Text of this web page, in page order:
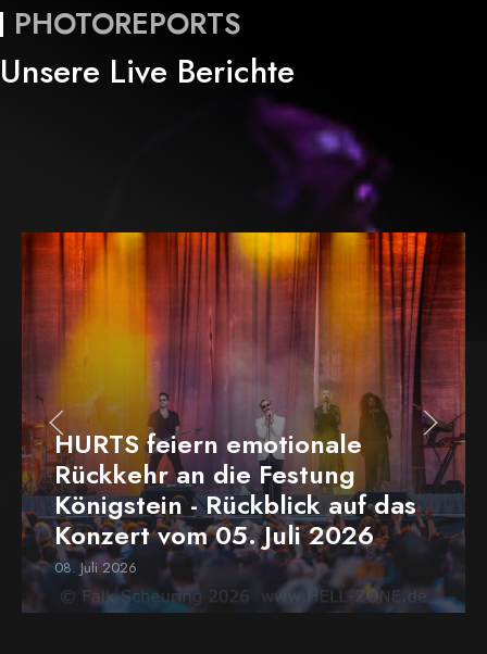
PHOTOREPORTS
Unsere Live Berichte
HURTS feiern emotionale
Rückkehr an die Festung
Königstein - Rückblick auf das
Konzert vom 05. Juli 2026
08. Juli 2026